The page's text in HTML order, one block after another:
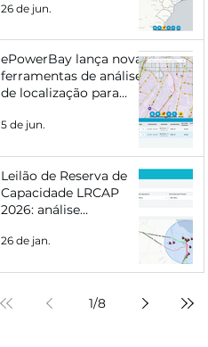
definir o sucesso do
26 de jun.
ePowerBay lança novas
ferramentas de análise
de localização para
Eletropostos e Geração
Distribuída
5 de jun.
Leilão de Reserva de
Capacidade LRCAP
2026: análise
preparar com
mercado
26 de jan.
1/8